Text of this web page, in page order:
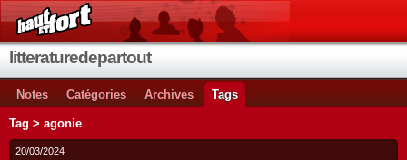
litteraturedepartout
Notes Catégories Archives Tags
Tag > agonie
20/03/2024